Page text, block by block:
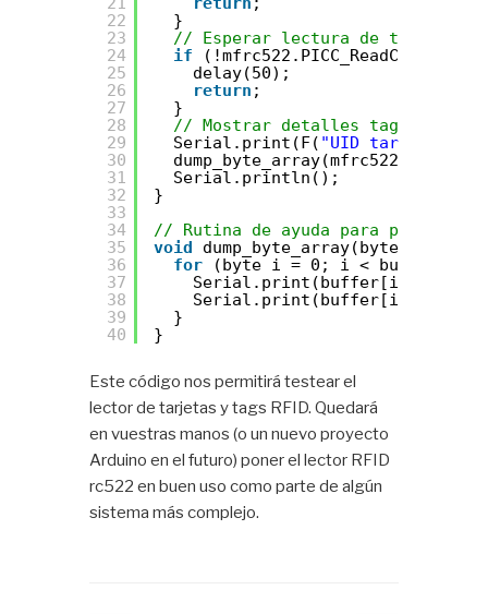
22
23
24
25
26
27
28
29
30
31
32
33
34
35
36
37
38
39
40
}
// Esperar lectura de tarjeta
if
delay(50);
return ;
}
// Mostrar detalles tag/tarjeta
Serial.print(F( "UID tarjeta:"
Serial.println();
}
// Rutina de ayuda para pasar un
void
dump_byte_array(byte
for
(byte i = 0; i <
Serial.print(buffer[i] <
Serial.print(buffer[i], HEX);
}
}
Este código nos permitirá testear el
lector de tarjetas y tags RFID. Quedará
en vuestras manos (o un nuevo proyecto
Arduino en el futuro) poner el lector RFID
rc522 en buen uso como parte de algún
sistema más complejo.